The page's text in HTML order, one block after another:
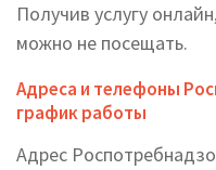
Получив услугу
можно не посещать.
Адреса и телефоны
график работы
Адрес